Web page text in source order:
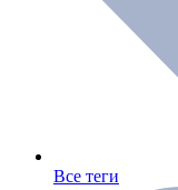
Все теги